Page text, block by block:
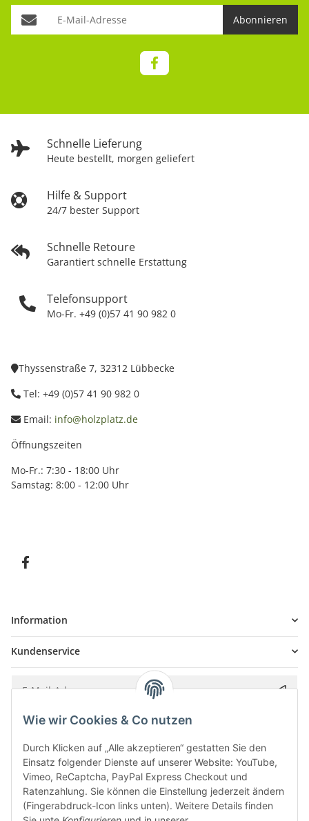
Schnelle Lieferung
Heute bestellt, morgen geliefert
Hilfe & Support
24/7 bester Support
Schnelle Retoure
Garantiert schnelle Erstattung
Telefonsupport
Mo-Fr. +49 (0)57 41 90 982 0
Abonnieren
Thyssenstraße 7, 32312 Lübbecke
Tel: +49 (0)57 41 90 982 0
Email: info@holzplatz.de
Öffnungszeiten
Mo-Fr.: 7:30 - 18:00 Uhr
Samstag: 8:00 - 12:00 Uhr
Information
Kundenservice
Bitte senden Sie mir entsprechend IhrerDatenschutzerklärung
Wie wir Cookies & Co nutzen
Durch Klicken auf „Alle akzeptieren“ gestatten Sie den
Einsatz folgender Dienste auf unserer Website: YouTube,
Vimeo, ReCaptcha, PayPal Express Checkout und
Ratenzahlung. Sie können die Einstellung jederzeit ändern
(Fingerabdruck-Icon links unten). Weitere Details finden